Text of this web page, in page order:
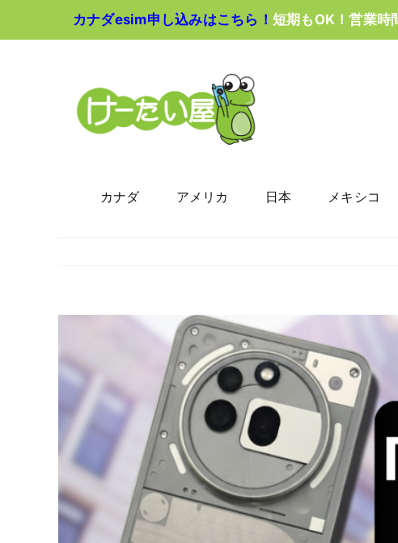
カナダesim申し込みはこちら！ 短期もOK！営業時
カナダ アメリカ 日本 メキシコ
Image